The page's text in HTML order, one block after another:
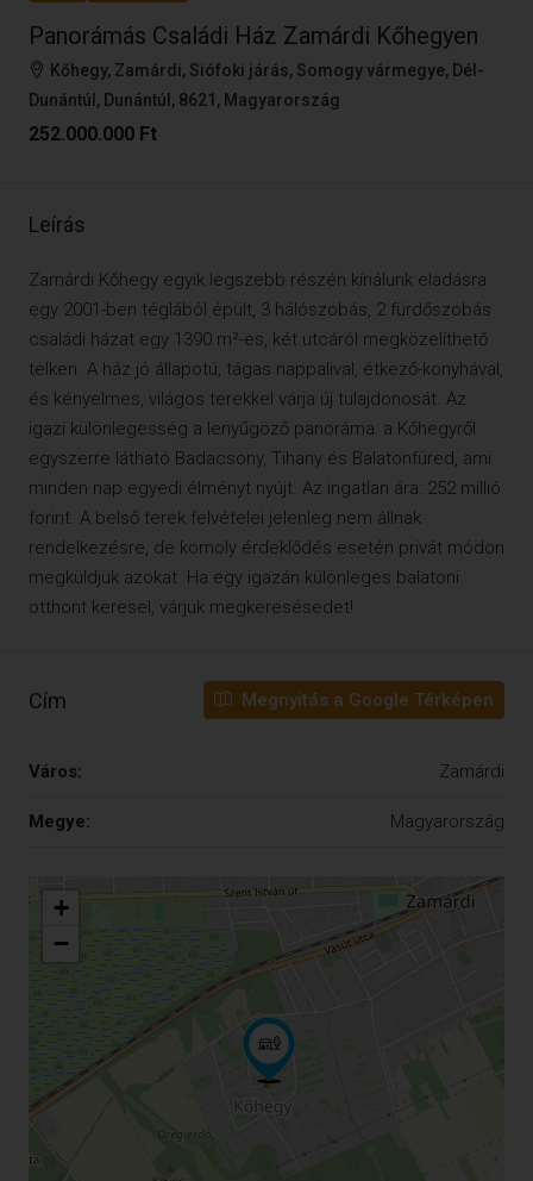
Panorámás Családi Ház Zamárdi Kőhegyen
Kőhegy, Zamárdi, Siófoki járás, Somogy vármegye, Dél-
Dunántúl, Dunántúl, 8621, Magyarország
252.000.000 Ft
Leírás
Zamárdi Kőhegy egyik legszebb részén kínálunk eladásra
egy 2001-ben téglából épült, 3 hálószobás, 2 fürdőszobás
családi házat egy 1390 m²-es, két utcáról megközelíthető
telken. A ház jó állapotú, tágas nappalival, étkező-konyhával,
és kényelmes, világos terekkel várja új tulajdonosát. Az
igazi különlegesség a lenyűgöző panoráma: a Kőhegyről
egyszerre látható Badacsony, Tihany és Balatonfüred, ami
minden nap egyedi élményt nyújt. Az ingatlan ára: 252 millió
forint. A belső terek felvételei jelenleg nem állnak
rendelkezésre, de komoly érdeklődés esetén privát módon
megküldjük azokat. Ha egy igazán különleges balatoni
otthont keresel, várjuk megkeresésedet!
Cím Megnyitás a Google Térképen
Város: Zamárdi
Megye: Magyarország
+
−